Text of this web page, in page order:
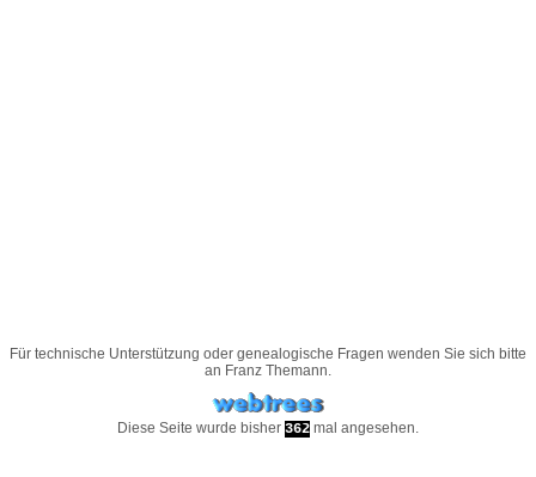
Für technische Unterstützung oder genealogische Fragen wenden Sie sich bitte
an Franz Themann.
Diese Seite wurde bisher 362 mal angesehen.